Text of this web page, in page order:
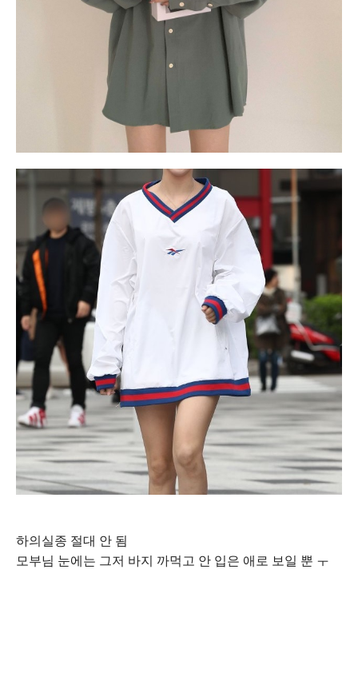
하의실종 절대 안 됨
모부님 눈에는 그저 바지 까먹고 안 입은 애로 보일 뿐 ㅜ